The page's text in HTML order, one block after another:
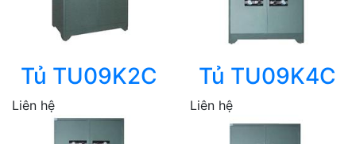
Tủ TU09K2C
Liên hệ
Tủ TU09K4C
Liên hệ